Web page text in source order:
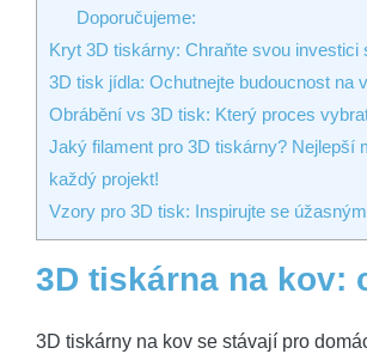
Doporučujeme:
Kryt 3D tiskárny: Chraňte svou investici
3D tisk jídla: Ochutnejte budoucnost na
Obrábění vs 3D tisk: Který proces
Jaký filament pro 3D tiskárny? Nejlepší
každý projekt!
Vzory pro 3D tisk: Inspirujte se
3D tiskárna na kov:
3D tiskárny na kov se stávají pro